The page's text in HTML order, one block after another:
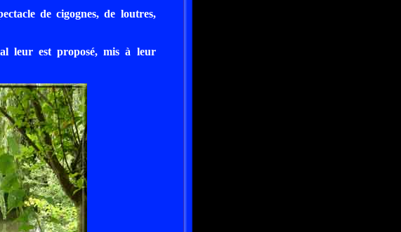
de cigognes, de loutres,
leur est proposé, mis à leur